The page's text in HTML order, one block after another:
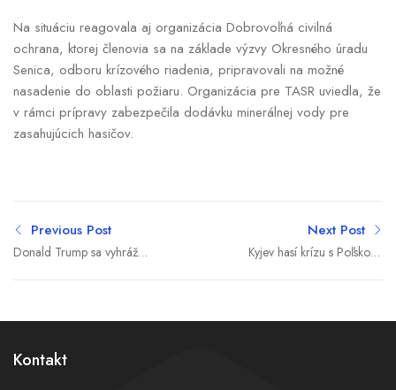
Na situáciu reagovala aj organizácia Dobrovoľná civilná
ochrana, ktorej členovia sa na základe výzvy Okresného úradu
Senica, odboru krízového riadenia, pripravovali na možné
nasadenie do oblasti požiaru. Organizácia pre TASR uviedla, že
v rámci prípravy zabezpečila dodávku minerálnej vody pre
zasahujúcich hasičov.
Previous Post
Donald Trump sa vyhráža
Next Post
Kyjev hasí krízu s Poľskom.
Kontakt